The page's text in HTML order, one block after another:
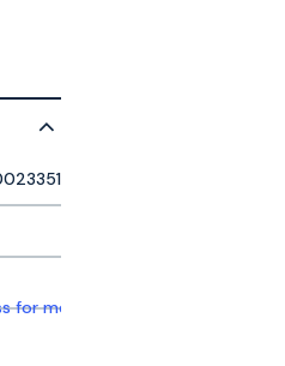
for mer informasjon